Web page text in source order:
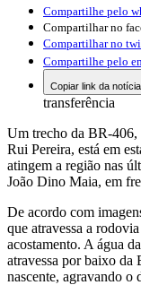
Compartilhe pelo
Compartilhar no
Compartilhar no
Compartilhe pelo
Copiar link da notícia
transferência
Um trecho da BR-406,
Rui Pereira, está em
atingem a região nas
João Dino Maia, em
De acordo com
que atravessa a
acostamento. A água
atravessa por baixo da
nascente, agravando o